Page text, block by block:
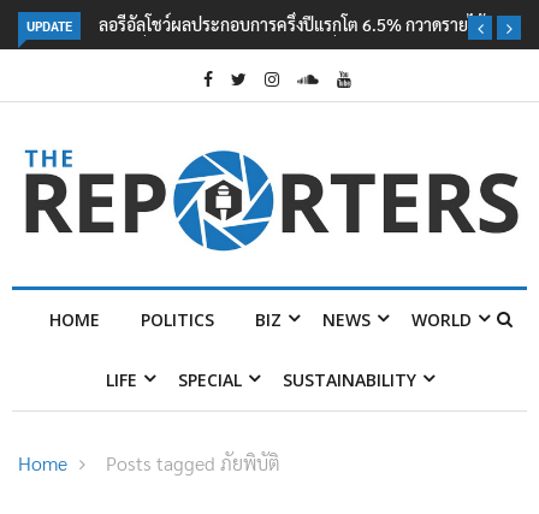
UPDATE
ลอรีอัลโชว์ผลประกอบการครึ่งปีแรกโต 6.5% กวาดรายได้ 2.3 หมื่นล้านยูโร
คว้าไลเซนส์ ‘กุชชี่’ 50 ปี พร้อมส่ง 4 แบรนด์ใหม่บุกตลาดไทย
POLITICS BIZ NEWS WORLD